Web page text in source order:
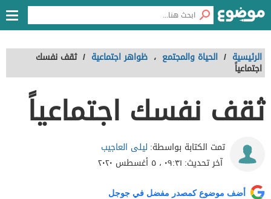
الرئيسية / الحياة والمجتمع ، ظواهر اجتماعية / ثقف نفسك
اجتماعياً
ثقف نفسك اجتماعياً
تمت الكتابة بواسطة: ليلى العاجيب
آخر تحديث: ٠٩:٣١ ، ٥ أغسطس ٢٠٢٠
أضف موضوع كمصدر مفضل في جوجل